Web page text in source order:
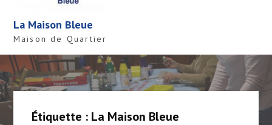
t
e
n
t
La Maison Bleue
Maison de Quartier
Étiquette : La Maison Bleue